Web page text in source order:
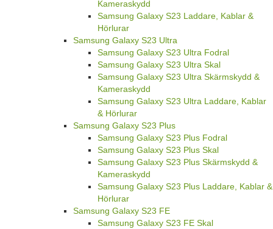
Kameraskydd
Samsung Galaxy S23 Laddare, Kablar &
Hörlurar
Samsung Galaxy S23 Ultra
Samsung Galaxy S23 Ultra Fodral
Samsung Galaxy S23 Ultra Skal
Samsung Galaxy S23 Ultra Skärmskydd &
Kameraskydd
Samsung Galaxy S23 Ultra Laddare, Kablar
& Hörlurar
Samsung Galaxy S23 Plus
Samsung Galaxy S23 Plus Fodral
Samsung Galaxy S23 Plus Skal
Samsung Galaxy S23 Plus Skärmskydd &
Kameraskydd
Samsung Galaxy S23 Plus Laddare, Kablar &
Hörlurar
Samsung Galaxy S23 FE
Samsung Galaxy S23 FE Skal